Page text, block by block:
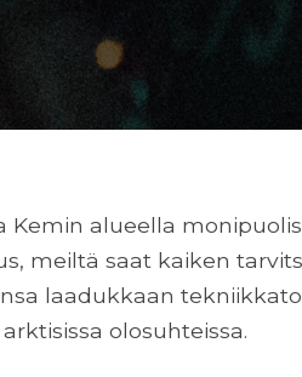
alueella
meiltä saat kaiken
laadukkaan
olosuhteissa.